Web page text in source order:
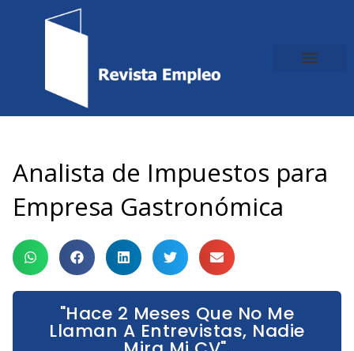
Analista de Impuestos para
Empresa Gastronómica
"Hace 2 Meses Que No Me
Llaman A Entrevistas, Nadie